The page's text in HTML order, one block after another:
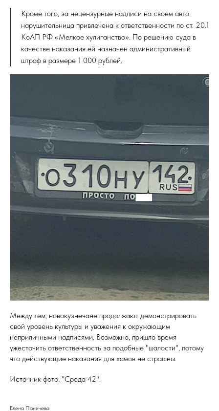
Кроме того, за нецензурные надписи на своем авто
нарушительница привлечена к ответственности по ст. 20.1
КоАП РФ «Мелкое хулиганство». По решению суда в
качестве наказания ей назначен административный
штраф в размере 1 000 рублей.
Между тем, новокузнечане продолжают демонстрировать
свой уровень культуры и уважения к окружающим
неприличными надписями. Возможно, пришло время
ужесточить ответственность за подобные "шалости", потому
что действующие наказания для хамов не страшны.
Источник фото: "Среда 42".
Елена Паничева